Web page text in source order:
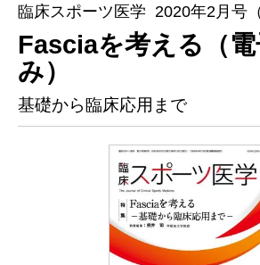
臨床スポーツ医学 2020年2月号
Fasciaを考える（
み）
基礎から臨床応用まで